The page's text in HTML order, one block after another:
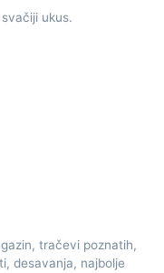
ukus.
tračevi poznatih,
desavanja, najbolje